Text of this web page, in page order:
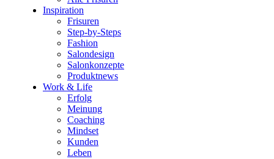
Inspiration
Frisuren
Step-by-Steps
Fashion
Salondesign
Salonkonzepte
Produktnews
Work & Life
Erfolg
Meinung
Coaching
Mindset
Kunden
Leben